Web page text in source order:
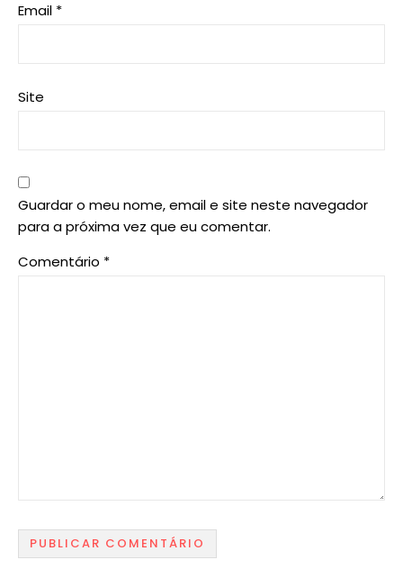
Email *
Site
Guardar o meu nome, email e site neste navegador
para a próxima vez que eu comentar.
Comentário *